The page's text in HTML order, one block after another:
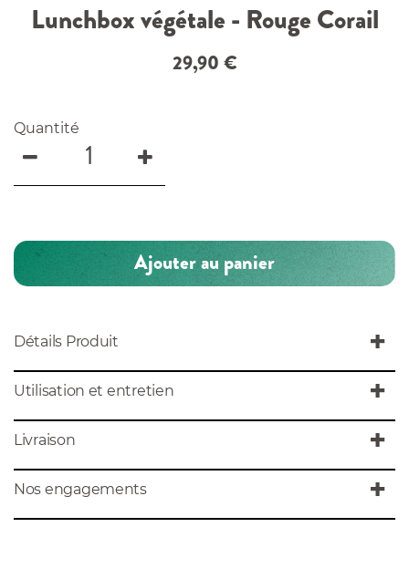
Lunchbox végétale - Rouge Corail
29,90 €
Quantité
Ajouter au panier
Détails Produit
Utilisation et entretien
Livraison
Nos engagements